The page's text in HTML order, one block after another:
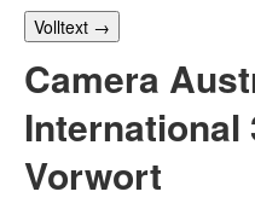
Volltext →
Camera
International
Vorwort